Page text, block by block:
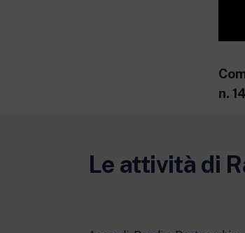
n.
Le attività di